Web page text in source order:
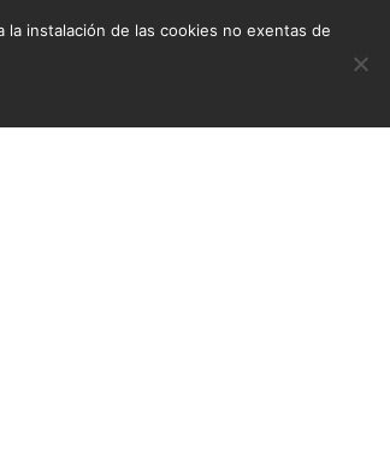
la instalación de las cookies no exentas de